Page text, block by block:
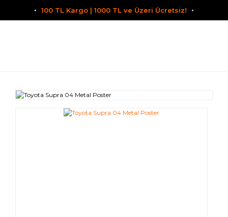
100 TL Kargo | 1000 TL ve Üzeri Ücretsiz!